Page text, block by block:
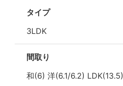
タイプ
3LDK
間取り
和(6) 洋(6.1/6.2) LDK(13.5)